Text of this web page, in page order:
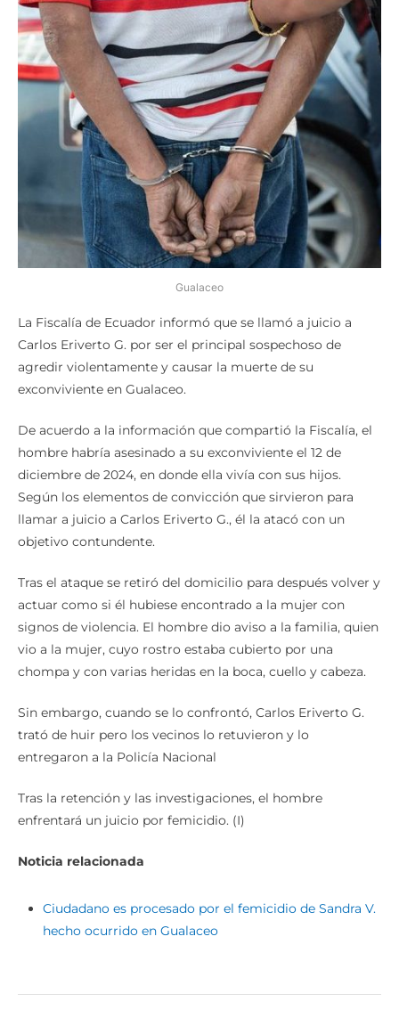
Gualaceo
La Fiscalía de Ecuador informó que se llamó a juicio a
Carlos Eriverto G. por ser el principal sospechoso de
agredir violentamente y causar la muerte de su
exconviviente en Gualaceo.
De acuerdo a la información que compartió la Fiscalía, el
hombre habría asesinado a su exconviviente el 12 de
diciembre de 2024, en donde ella vivía con sus hijos.
Según los elementos de convicción que sirvieron para
llamar a juicio a Carlos Eriverto G., él la atacó con un
objetivo contundente.
Tras el ataque se retiró del domicilio para después volver y
actuar como si él hubiese encontrado a la mujer con
signos de violencia. El hombre dio aviso a la familia, quien
vio a la mujer, cuyo rostro estaba cubierto por una
chompa y con varias heridas en la boca, cuello y cabeza.
Sin embargo, cuando se lo confrontó, Carlos Eriverto G.
trató de huir pero los vecinos lo retuvieron y lo
entregaron a la Policía Nacional
Tras la retención y las investigaciones, el hombre
enfrentará un juicio por femicidio. (I)
Noticia relacionada
Ciudadano es procesado por el femicidio de Sandra V.
hecho ocurrido en Gualaceo